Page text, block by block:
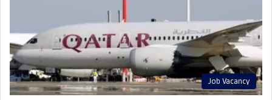
Job Vacancy